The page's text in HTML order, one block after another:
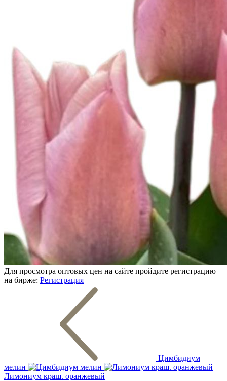
Для просмотра оптовых цен на сайте пройдите регистрацию
на бирже: Регистрация
Цимбидиум
мелин
Лимониум краш. оранжевый